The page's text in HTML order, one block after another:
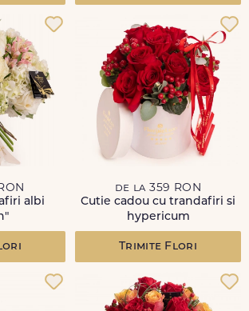
albi
de la 359 RON
Cutie cadou cu trandafiri si
hypericum
Trimite Flori